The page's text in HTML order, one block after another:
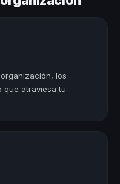
los
que atraviesa tu